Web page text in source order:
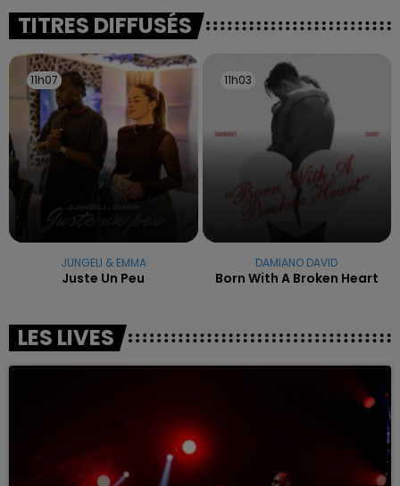
excuses.
TITRES DIFFUSÉS
11h07
11h07
JUNGELI & EMMA
Juste Un Peu
11h03
11h03
DAMIANO DAVID
Born With A Broken Heart
LES LIVES